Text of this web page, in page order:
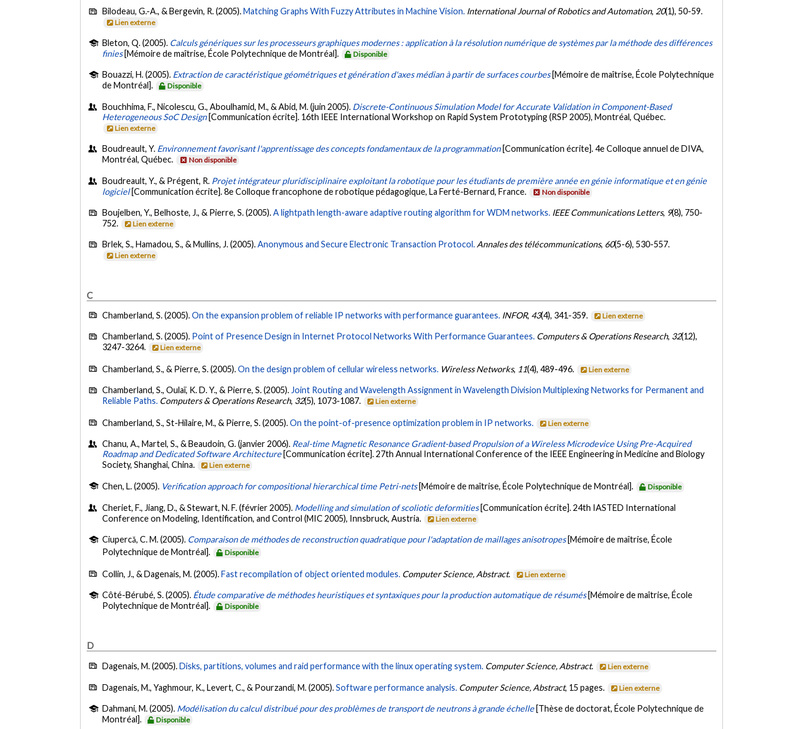
Bilodeau, G.-A., & Bergevin, R. (2005).Matching Graphs With Fuzzy Attributes in Machine Vision. International Journal of Robotics and Automation, 20(1), 50-59.
Lien externe
Bleton, Q. (2005). Calculs génériques sur les processeurs graphiques modernes : application à la résolution numérique de systèmes par la méthode des différences
finies [Mémoire de maîtrise, École Polytechnique de Montréal]. Disponible
Bouazzi, H. (2005). Extraction de caractéristique géométriques et génération d'axes médian à partir de surfaces courbes [Mémoire de maîtrise, École Polytechnique
de Montréal].
Disponible
Bouchhima, F., Nicolescu, G., Aboulhamid, M., & Abid, M. (juin 2005). Discrete-Continuous Simulation Model for Accurate Validation in Component-Based
Heterogeneous SoC Design [Communication écrite]. 16th IEEE International Workshop on Rapid System Prototyping (RSP 2005), Montréal, Québec.
Lien externe
Boudreault, Y. Environnement favorisant l'apprentissage des concepts fondamentaux de la programmation [Communication écrite]. 4e Colloque annuel de DIVA,
Montréal, Québec.
Non disponible
Boudreault, Y., & Prégent, R. Projet intégrateur pluridisciplinaire exploitant la robotique pour les étudiants de première année en génie informatique et en génie
logiciel [Communication écrite]. 8e Colloque francophone de robotique pédagogique, La Ferté-Bernard, France. Non disponible
Boujelben, Y., Belhoste, J., & Pierre, S. (2005).A lightpath length-aware adaptive routing algorithm for WDM networks. IEEE Communications Letters, 9(8), 750-
752.
Lien externe
Brlek, S., Hamadou, S., & Mullins, J. (2005).Anonymous and Secure Electronic Transaction Protocol. Annales des télécommunications, 60(5-6), 530-557.
Lien externe
C
Chamberland, S. (2005).On the expansion problem of reliable IP networks with performance guarantees. INFOR, 43(4), 341-359. Lien externe
Chamberland, S. (2005). Point of Presence Design in Internet Protocol Networks With Performance Guarantees. Computers & Operations Research, 32(12),
3247-3264.
Lien externe
Chamberland, S., & Pierre, S. (2005).On the design problem of cellular wireless networks. Wireless Networks, 11(4), 489-496. Lien externe
Chamberland, S., Oulaï, K. D. Y., & Pierre, S. (2005). Joint Routing and Wavelength Assignment in Wavelength Division Multiplexing Networks for Permanent and
Reliable Paths. Computers & Operations Research, 32(5), 1073-1087. Lien externe
Chamberland, S., St-Hilaire, M., & Pierre, S. (2005).On the point-of-presence optimization problem in IP networks. Lien externe
Chanu, A., Martel, S., & Beaudoin, G. (janvier 2006). Real-time Magnetic Resonance Gradient-based Propulsion of a Wireless Microdevice Using Pre-Acquired
Roadmap and Dedicated Software Architecture [Communication écrite]. 27th Annual International Conference of the IEEE Engineering in Medicine and Biology
Society, Shanghai, China.
Lien externe
Chen, L. (2005). Verification approach for compositional hierarchical time Petri-nets [Mémoire de maîtrise, École Polytechnique de Montréal]. Disponible
Cheriet, F., Jiang, D., & Stewart, N. F. (février 2005). Modelling and simulation of scoliotic deformities [Communication écrite]. 24th IASTED International
Conference on Modeling, Identification, and Control (MIC 2005), Innsbruck, Austria.
Lien externe
Ciupercă, C. M. (2005). Comparaison de méthodes de reconstruction quadratique pour l'adaptation de maillages anisotropes [Mémoire de maîtrise, École
Polytechnique de Montréal].
Disponible
Collin, J., & Dagenais, M. (2005).Fast recompilation of object oriented modules. Computer Science, Abstract. Lien externe
Côté-Bérubé, S. (2005). Étude comparative de méthodes heuristiques et syntaxiques pour la production automatique de résumés [Mémoire de maîtrise, École
Polytechnique de Montréal].
Disponible
D
Dagenais, M. (2005).Disks, partitions, volumes and raid performance with the linux operating system. Computer Science, Abstract. Lien externe
Dagenais, M., Yaghmour, K., Levert, C., & Pourzandi, M. (2005).Software performance analysis. Computer Science, Abstract, 15 pages. Lien externe
Dahmani, M. (2005). Modélisation du calcul distribué pour des problèmes de transport de neutrons à grande échelle [Thèse de doctorat, École Polytechnique de
Montréal].
Disponible